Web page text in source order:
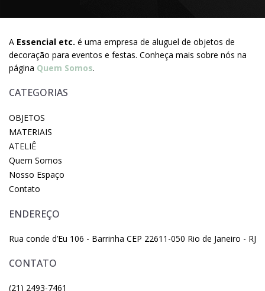
A Essencial etc. é uma empresa de aluguel de objetos de
decoração para eventos e festas. Conheça mais sobre nós na
página Quem Somos.
CATEGORIAS
OBJETOS
MATERIAIS
ATELIÊ
Quem Somos
Nosso Espaço
Contato
ENDEREÇO
Rua conde d’Eu 106 - Barrinha CEP 22611-050 Rio de Janeiro - RJ
CONTATO
(21) 2493-7461